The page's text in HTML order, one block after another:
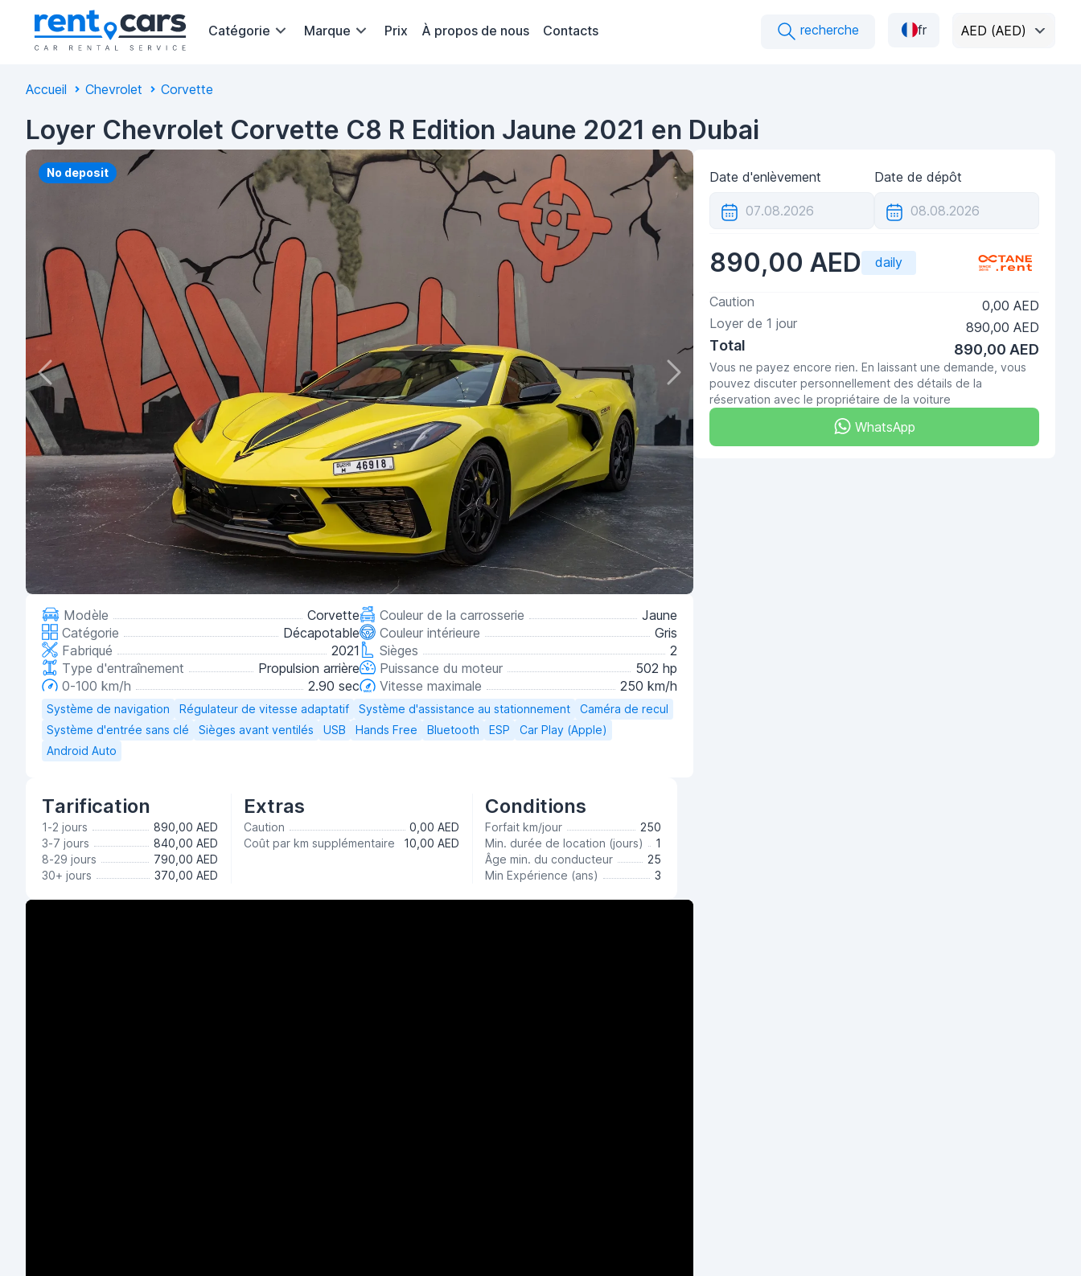
Catégorie Marque Prix À propos de nous Contacts recherche fr AED (AED)
Accueil Chevrolet Corvette
Loyer Chevrolet Corvette C8 R Edition Jaune 2021 en Dubai
No deposit
Modèle
Corvette
Catégorie
Décapotable
Fabriqué
2021
Type d'entraînement
Propulsion arrière
0-100 km/h
2.90 sec
Couleur de la carrosserie
Jaune
Couleur intérieure
Gris
Sièges
2
Puissance du moteur
502 hp
Vitesse maximale
250 km/h
Système de navigation Régulateur de vitesse adaptatif Système d'assistance au stationnement
Caméra de recul
Système d'entrée sans clé
Sièges avant ventilés USB Hands Free Bluetooth ESP
Car Play (Apple)
Android Auto
Tarification
1-2 jours
890,00 AED
3-7 jours
840,00 AED
8-29 jours
790,00 AED
30+ jours
370,00 AED
Extras
Caution
0,00 AED
Coût par km supplémentaire
10,00 AED
Conditions
Forfait km/jour
250
Min. durée de location (jours)
1
Âge min. du conducteur
25
Min Expérience (ans)
3
Date d'enlèvement Date de dépôt
890,00 AED daily
Caution
0,00 AED
Loyer de 1 jour 890,00 AED
Total 890,00 AED
Vous ne payez encore rien. En laissant une demande, vous
pouvez discuter personnellement des détails de la
réservation avec le propriétaire de la voiture
WhatsApp